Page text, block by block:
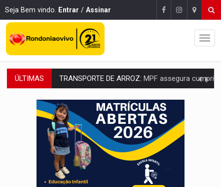
Seja Bem vindo. Entrar / Assinar
ÚLTIMAS DEEPFAKE:Sancionada lei contra violência sexual infantil na
COLEGIADO:Brasil e Rússia discutem energia nuclear, defesa e
URGENTE: Colisão entre caminhão e carro deixa quatro mortos e um em
ENCONTRO: Amazônia Negra ganha projeção nacional com participação de
PREVISÃO: Porto Velho tem chances de chuvas isoladas nesta
SINDICATOS UNIDOS: Assembleia Geral delibera greve da educação